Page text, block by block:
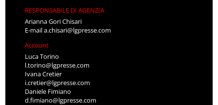
RESPONSABILE DI AGENZIA
Arianna Gori Chisari
E-maila.chisari@lgpresse.com
Account
Luca Torino
l.torino@lgpresse.com
Ivana Cretier
i.cretier@lgpresse.com
Daniele Fimiano
d.fimiano@lgpresse.com